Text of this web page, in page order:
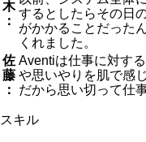
木
：
するとしたらその日
がかかることだった
くれました。
佐
藤
：
Aventiは仕事に対す
や思いやりを肌で感
だから思い切って仕
スキル